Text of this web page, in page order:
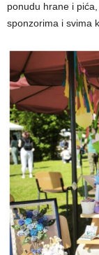
ponudu hrane i
sponzorima i svima